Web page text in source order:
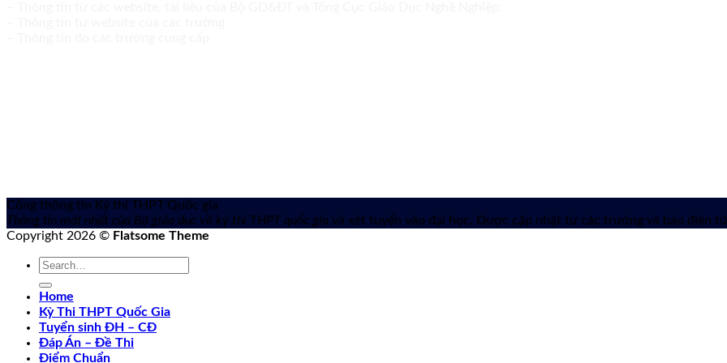
Cổng thông tin Kỳ thi THPT Quốc gia
Thông tin mới nhất của Bộ giáo dục về kỳ thi THPT quốc gia và xét tuyển vào đại học. Được cập nhật từ các trường và báo điện
Copyright 2026 © Flatsome Theme
Home
Kỳ Thi THPT Quốc Gia
Tuyển sinh ĐH – CĐ
Đáp Án – Đề Thi
Điểm Chuẩn